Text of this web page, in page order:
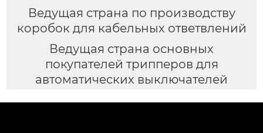
Ведущая страна по производству
коробок для кабельных ответвлений
Ведущая страна основных
покупателей трипперов для
автоматических выключателей